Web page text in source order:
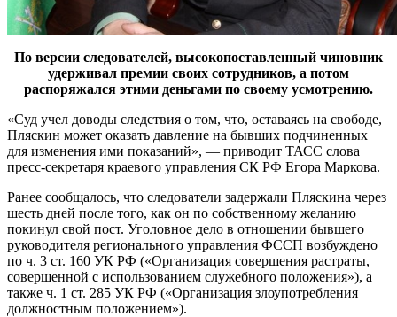
По версии следователей, высокопоставленный чиновник
удерживал премии своих сотрудников, а потом
распоряжался этими деньгами по своему усмотрению.
«Суд учел доводы следствия о том, что, оставаясь на свободе,
Пляскин может оказать давление на бывших подчиненных
для изменения ими показаний», — приводит ТАСС слова
пресс-секретаря краевого управления СК РФ Егора Маркова.
Ранее сообщалось, что следователи задержали Пляскина через
шесть дней после того, как он по собственному желанию
покинул свой пост. Уголовное дело в отношении бывшего
руководителя регионального управления ФССП возбуждено
по ч. 3 ст. 160 УК РФ («Организация совершения растраты,
совершенной с использованием служебного положения»), а
также ч. 1 ст. 285 УК РФ («Организация злоупотребления
должностным положением»).